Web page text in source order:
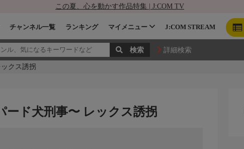
この夏、心を動かす作品特集 | J:COM TV
チャンネル一覧 ランキング マイメニュー J:COM STREAM
詳細検索
クス誘拐
ード犬刑事〜 レックス誘拐